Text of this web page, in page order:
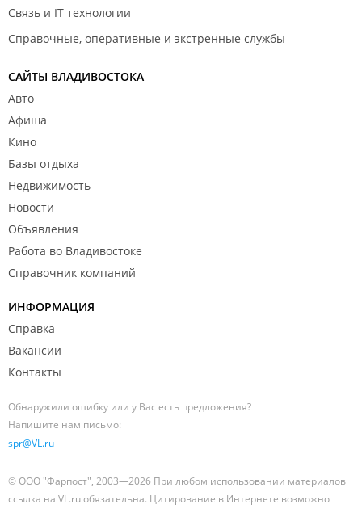
Связь и IT технологии
Справочные, оперативные и экстренные службы
САЙТЫ ВЛАДИВОСТОКА
Авто
Афиша
Кино
Базы отдыха
Недвижимость
Новости
Объявления
Работа во Владивостоке
Справочник компаний
ИНФОРМАЦИЯ
Справка
Вакансии
Контакты
Обнаружили ошибку или у Вас есть предложения?
Напишите нам письмо:
spr@VL.ru
© ООО "Фарпост", 2003—2026 При любом использовании материалов
ссылка на VL.ru обязательна. Цитирование в Интернете возможно